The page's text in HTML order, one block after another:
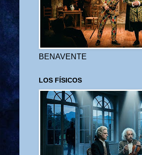
BENAVENTE
LOS FÍSICOS